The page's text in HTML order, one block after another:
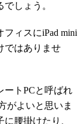
しょう。
ィスにiPad mini
ではありませ
トPCと呼ばれ
がよいと思いま
腰掛けたり、